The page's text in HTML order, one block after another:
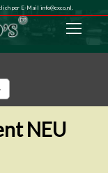
per E-Mail info@exco.nl.
NEU